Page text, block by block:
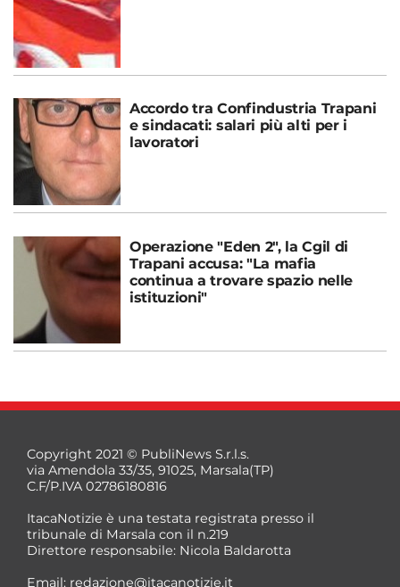
Accordo tra Confindustria Trapani
e sindacati: salari più alti per i
lavoratori
Operazione "Eden 2", la Cgil di
Trapani accusa: "La mafia
continua a trovare spazio nelle
istituzioni"
Copyright 2021 © PubliNews S.r.l.s.
via Amendola 33/35, 91025, Marsala(TP)
C.F/P.IVA 02786180816
ItacaNotizie è una testata registrata presso il
tribunale di Marsala con il n.219
Direttore responsabile: Nicola Baldarotta
Email: redazione@itacanotizie.it